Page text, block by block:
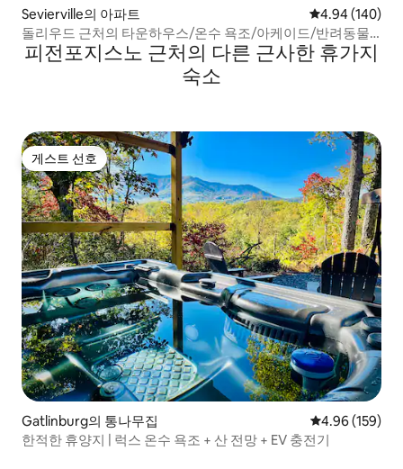
Sevierville의 아파트 평점 4.94점(5
4.94 (140)
돌리우드 근처의 타운하우스/온수 욕조/아케이드/반려동물
동반 가능
피전포지스노 근처의 다른 근사한 휴가지
숙소
게스트 선호
게스트 선호
Gatlinburg의 통나무집 평점 4.96점(5
4.96 (159)
한적한 휴양지 | 럭스 온수 욕조 + 산 전망 + EV 충전기